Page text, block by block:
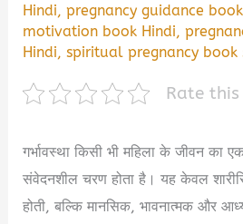
Hindi,pregnancy guidance
motivation book Hindi,
Hindi,spiritual pregnancy book
Rate
गर्भावस्था किसी भी महिला के जीवन का
संवेदनशील चरण होता है। यह केवल
होती, बल्कि मानसिक, भावनात्मक और